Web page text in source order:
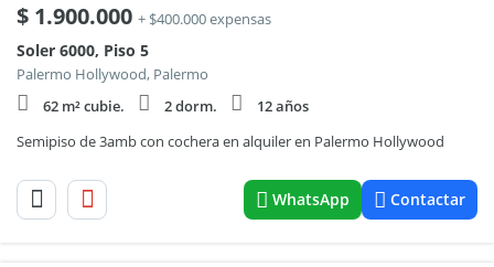
$ 1.900.000 + $400.000 expensas
Soler 6000, Piso 5
Palermo Hollywood, Palermo
62 m² cubie.
2 dorm.
12 años
Semipiso de 3amb con cochera en alquiler en Palermo Hollywood
WhatsApp Contactar